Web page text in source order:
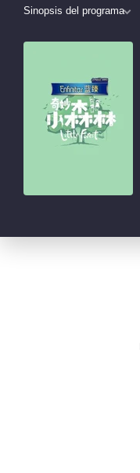
Sinopsis del programa